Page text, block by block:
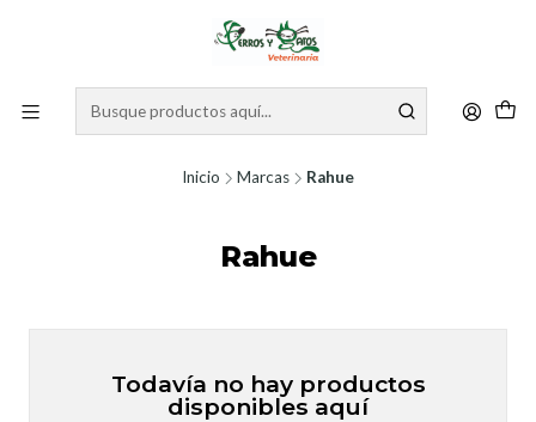
Inicio Marcas Rahue
Rahue
Todavía no hay productos
disponibles aquí